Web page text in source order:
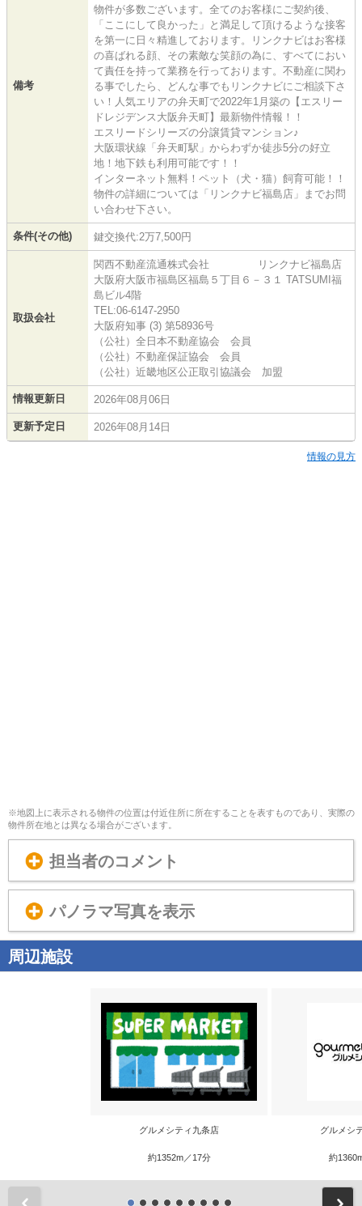
備考
物件が多数ございます。全てのお客様にご契約後、
「ここにして良かった」と満足して頂けるような接客
を第一に日々精進しております。リンクナビはお客様
の喜ばれる顔、その素敵な笑顔の為に、すべてにおい
て責任を持って業務を行っております。不動産に関わ
る事でしたら、どんな事でもリンクナビにご相談下さ
い！人気エリアの弁天町で2022年1月築の【エスリー
ドレジデンス大阪弁天町】最新物件情報！！
エスリードシリーズの分譲賃貸マンション♪
大阪環状線「弁天町駅」からわずか徒歩5分の好立
地！地下鉄も利用可能です！！
インターネット無料！ペット（犬・猫）飼育可能！！
物件の詳細については「リンクナビ福島店」までお問
い合わせ下さい。
条件(その他) 鍵交換代:2万7,500円
取扱会社
関西不動産流通株式会社 リンクナビ福島店
大阪府大阪市福島区福島５丁目６－３１ TATSUMI福
島ビル4階
TEL:06-6147-2950
大阪府知事 (3) 第58936号
（公社）全日本不動産協会 会員
（公社）不動産保証協会 会員
（公社）近畿地区公正取引協議会 加盟
情報更新日 2026年08月06日
更新予定日 2026年08月14日
情報の見方
※地図上に表示される物件の位置は付近住所に所在することを表すものであり、実際の
物件所在地とは異なる場合がございます。
担当者のコメント
パノラマ写真を表示
周辺施設
グルメシティ九条店
約1352m／17分
グルメシ
約